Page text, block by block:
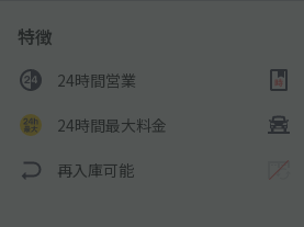
特徴
24時間営業
24時間最大料金
再入庫可能